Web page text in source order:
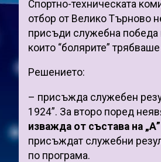
Спортно-техническата
отбор от Велико Търново
присъди служебна победа
които “болярите”
Решението:
– присъжда служебен
1924”. За второ поред
изважда от състава на
присъждат служебни
по програма.